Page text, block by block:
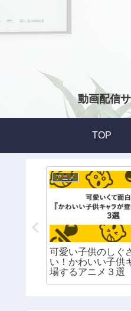
動画配信
TOP
アニメ
可愛い子供のしぐ
い！かわいい子供
場するアニメ３選